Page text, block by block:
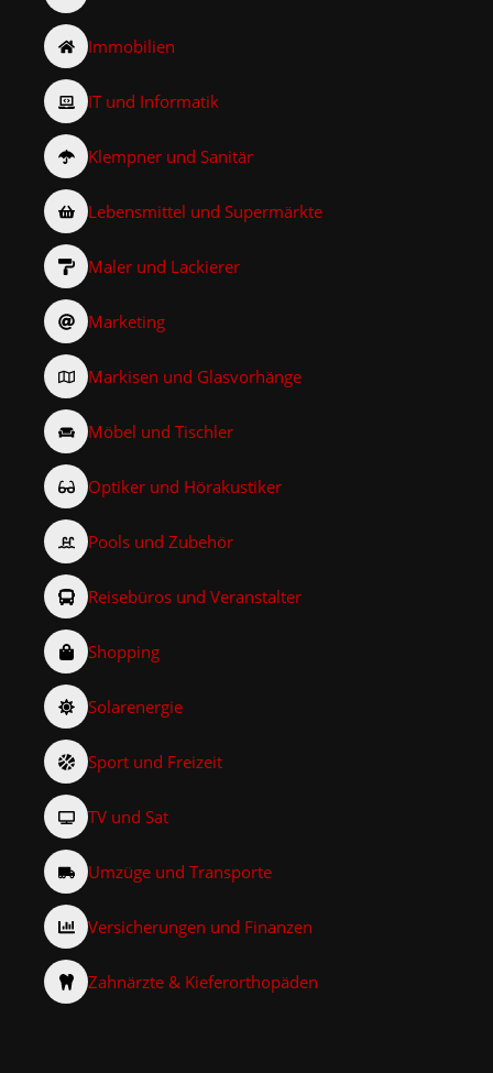
Immobilien
IT und Informatik
Klempner und Sanitär
Lebensmittel und Supermärkte
Maler und Lackierer
Marketing
Markisen und Glasvorhänge
Möbel und Tischler
Optiker und Hörakustiker
Pools und Zubehör
Reisebüros und Veranstalter
Shopping
Solarenergie
Sport und Freizeit
TV und Sat
Umzüge und Transporte
Versicherungen und Finanzen
Zahnärzte & Kieferorthopäden